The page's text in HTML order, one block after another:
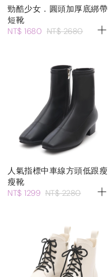
勁酷少女．圓頭加厚底綁帶
短靴
NT$ 1680 NT$ 2680
人氣指標中車線方頭低跟瘦
瘦靴
NT$ 1299 NT$ 2280